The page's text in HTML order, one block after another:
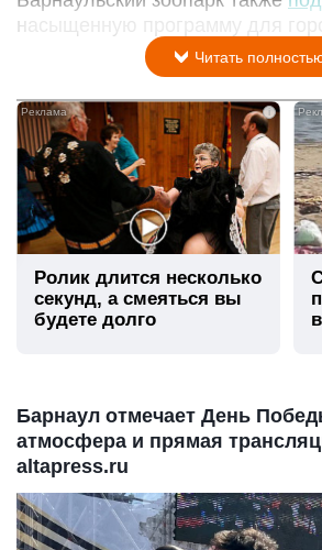
насыщенную программу для
Читать
Ролик длится несколько
секунд, а смеяться вы
будете долго
Барнаул отмечает День
атмосфера и прямая
altapress.ru